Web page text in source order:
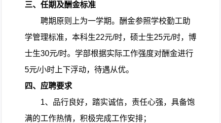
三、任期及酬金标准
聘期原则上为一学期。酬金参照学校勤工助
学管理标准，本科生22元/时，硕士生25元/时，博
士生30元/时。学部根据实际工作强度对酬金进行
5元/小时上下浮动，待遇从优。
四、应聘要求
1、品行良好，踏实诚信，责任心强，具备饱
满的工作热情，积极完成工作安排；